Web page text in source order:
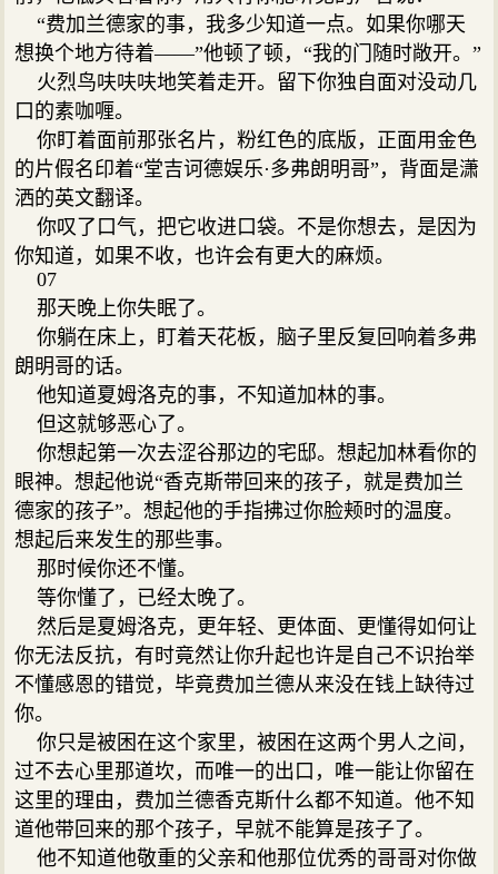
“费加兰德家的事，我多少知道一点。如果你哪天
想换个地方待着——”他顿了顿，“我的门随时敞开。”
火烈鸟呋呋呋地笑着走开。留下你独自面对没动几
口的素咖喱。
你盯着面前那张名片，粉红色的底版，正面用金色
的片假名印着“堂吉诃德娱乐·多弗朗明哥”，背面是潇
洒的英文翻译。
你叹了口气，把它收进口袋。不是你想去，是因为
你知道，如果不收，也许会有更大的麻烦。
07
那天晚上你失眠了。
你躺在床上，盯着天花板，脑子里反复回响着多弗
朗明哥的话。
他知道夏姆洛克的事，不知道加林的事。
但这就够恶心了。
你想起第一次去涩谷那边的宅邸。想起加林看你的
眼神。想起他说“香克斯带回来的孩子，就是费加兰
德家的孩子”。想起他的手指拂过你脸颊时的温度。
想起后来发生的那些事。
那时候你还不懂。
等你懂了，已经太晚了。
然后是夏姆洛克，更年轻、更体面、更懂得如何让
你无法反抗，有时竟然让你升起也许是自己不识抬举
不懂感恩的错觉，毕竟费加兰德从来没在钱上缺待过
你。
你只是被困在这个家里，被困在这两个男人之间，
过不去心里那道坎，而唯一的出口，唯一能让你留在
这里的理由，费加兰德香克斯什么都不知道。他不知
道他带回来的那个孩子，早就不能算是孩子了。
他不知道他敬重的父亲和他那位优秀的哥哥对你做